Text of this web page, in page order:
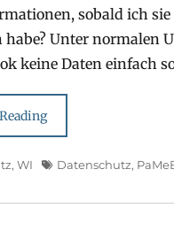
sobald ich sie
habe? Unter normalen
keine Daten einfach
, WI TagsDatenschutz,